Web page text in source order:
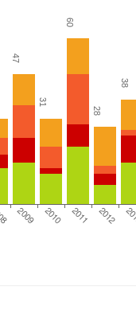
47
31
60
28
38
2009 2010 2011 2012